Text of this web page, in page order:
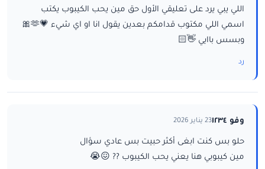
اللي يبي يرد على تعليقي الأول حق مين يحب الكيبوب يكتب
اسمي اللي مكتوب قدامكم بعدين يقول انا او اي شيء 💗🫶🎀
وبسس باايي 👋🏻
رد
وفو ١٢٣٤ 23 يناير 2026
حلو بس كنت ابغى أكثر حبيت بس عادي سؤال
مين كيبوبي هنا يعني يحب الكيبوب ?? 😖😭